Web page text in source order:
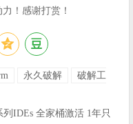
！感谢打赏！
永久破解
破解工
列IDEs 全家桶激活 1年只